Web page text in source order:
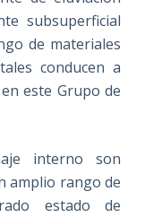
subsuperficial
de materiales
conducen a
este Grupo de
interno son
amplio rango de
estado de